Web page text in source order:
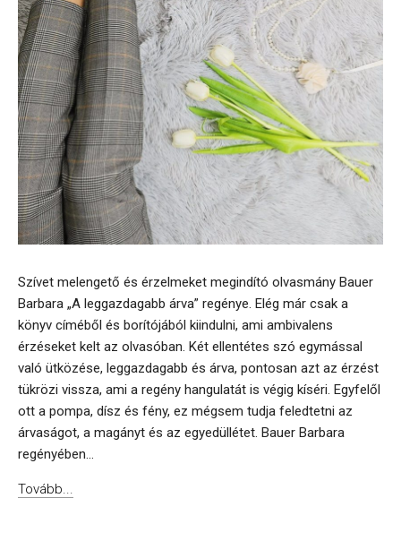
Szívet melengető és érzelmeket megindító olvasmány Bauer
Barbara „A leggazdagabb árva” regénye. Elég már csak a
könyv címéből és borítójából kiindulni, ami ambivalens
érzéseket kelt az olvasóban. Két ellentétes szó egymással
való ütközése, leggazdagabb és árva, pontosan azt az érzést
tükrözi vissza, ami a regény hangulatát is végig kíséri. Egyfelől
ott a pompa, dísz és fény, ez mégsem tudja feledtetni az
árvaságot, a magányt és az egyedüllétet. Bauer Barbara
regényében...
Tovább...